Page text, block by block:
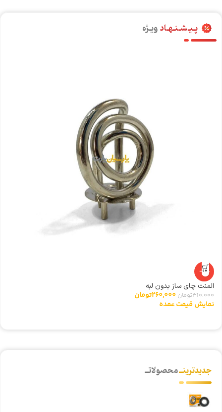
پـیـشـنـهـادویـژه
-16%
المنت چای ساز بدون لبه
310,000تومان 260,000تومان
نمایش قیمت عمده
جدیدترینــمحصولاتــ